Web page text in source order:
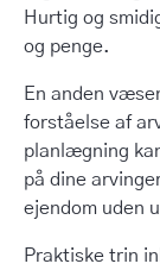
Hurtig og
og penge.
En anden
forståelse af
planlægning
på dine
ejendom uden
Praktiske trin